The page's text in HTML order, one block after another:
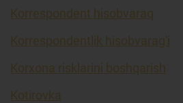
Korrespondent hisobvaraq
Korrespondentlik hisobvarag'i
Korxona risklarini boshqarish
Kotirovka